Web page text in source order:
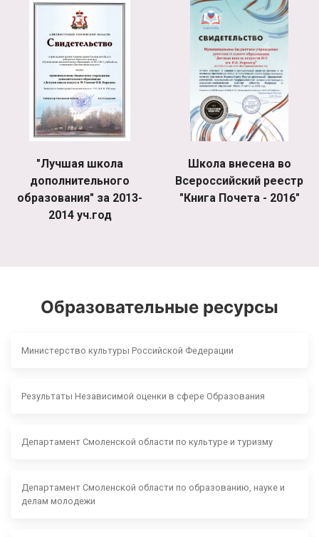
"Лучшая школа
дополнительного
образования" за 2013-
2014 уч.год
Школа внесена во
Всероссийский реестр
"Книга Почета - 2016"
Образовательные ресурсы
Министерство культуры Российской Федерации
Результаты Независимой оценки в сфере Образования
Департамент Смоленской области по культуре и туризму
Департамент Смоленской области по образованию, науке и
делам молодежи